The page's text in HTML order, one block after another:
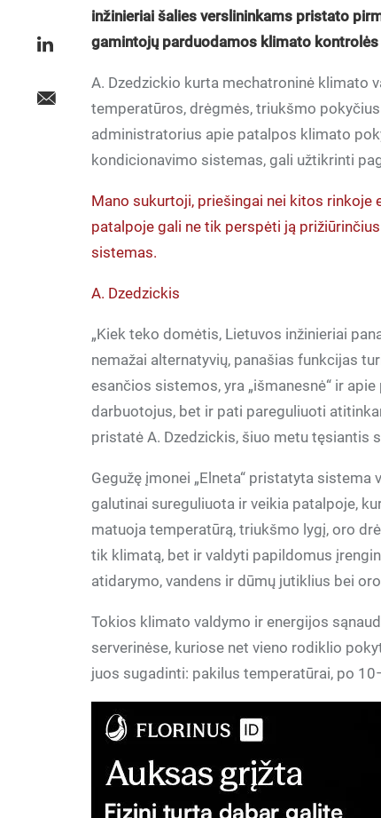
inžinieriai šalies verslininkams pristato
gamintojų parduodamos klimato
A. Dzedzickio kurta mechatroninė klimato
temperatūros, drėgmės, triukšmo
administratorius apie patalpos klimato
kondicionavimo sistemas, gali užtikrinti
Mano sukurtoji, priešingai nei kitos rinkoje
patalpoje gali ne tik perspėti ją
sistemas.
A. Dzedzickis
„Kiek teko domėtis, Lietuvos inžinieriai
nemažai alternatyvių, panašias funkcijas
esančios sistemos, yra „išmanesnė“ ir
darbuotojus, bet ir pati pareguliuoti
pristatė A. Dzedzickis, šiuo metu tęsiantis
Gegužę įmonei „Elneta“ pristatyta
galutinai sureguliuota ir veikia patalpoje,
matuoja temperatūrą, triukšmo lygį, oro
tik klimatą, bet ir valdyti papildomus
atidarymo, vandens ir dūmų jutiklius bei
Tokios klimato valdymo ir energijos
serverinėse, kuriose net vieno rodiklio
juos sugadinti: pakilus temperatūrai, po